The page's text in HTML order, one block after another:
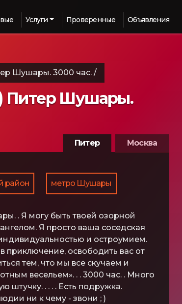
Услуги Проверенные Объявления
Шушары. 3000 час./
) Питер Шушары.
Москва
Питер
район метро Шушары
. Я могу быть твоей озорной
Я просто ваша соседская
и остроумием.
приключение, освободить вас от
тем, что мы все скучаем и
весельем». . . 3000 час. . Много
штучку. . . . . Есть подружка.
ни к чему - звони ; )